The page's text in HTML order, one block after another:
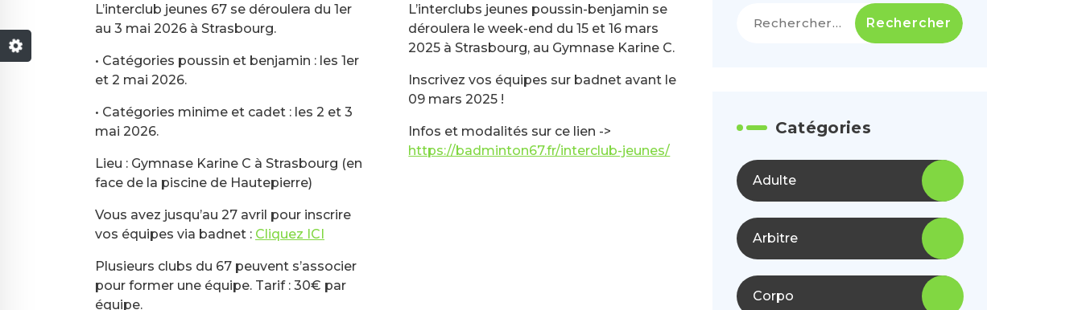
L’interclub jeunes 67 se déroulera du 1er
au 3 mai 2026 à Strasbourg.
• Catégories poussin et benjamin : les 1er
et 2 mai 2026.
• Catégories minime et cadet : les 2 et 3
mai 2026.
Lieu : Gymnase Karine C à Strasbourg (en
face de la piscine de Hautepierre)
Vous avez jusqu’au 27 avril pour inscrire
vos équipes via badnet : Cliquez ICI
Plusieurs clubs du 67 peuvent s’associer
pour former une équipe. Tarif : 30€ par
équipe.
L’interclubs jeunes poussin-benjamin se
déroulera le week-end du 15 et 16 mars
2025 à Strasbourg, au Gymnase Karine C.
Inscrivez vos équipes sur badnet avant le
09 mars 2025 !
Infos et modalités sur ce lien ->
https://badminton67.fr/interclub-jeunes/
Catégories
Adulte
Arbitre
Corpo